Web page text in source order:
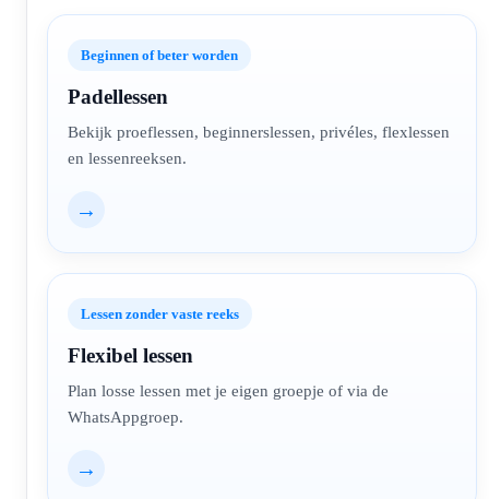
Beginnen of beter worden
Padellessen
Bekijk proeflessen, beginnerslessen, privéles, flexlessen
en lessenreeksen.
→
Lessen zonder vaste reeks
Flexibel lessen
Plan losse lessen met je eigen groepje of via de
WhatsAppgroep.
→